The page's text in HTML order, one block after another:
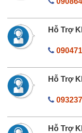
Hỗ Trợ
Hỗ Trợ
Hỗ Trợ